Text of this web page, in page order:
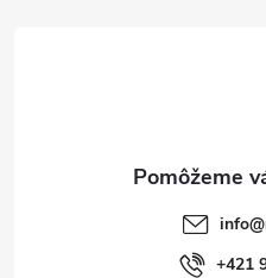
info@
+421